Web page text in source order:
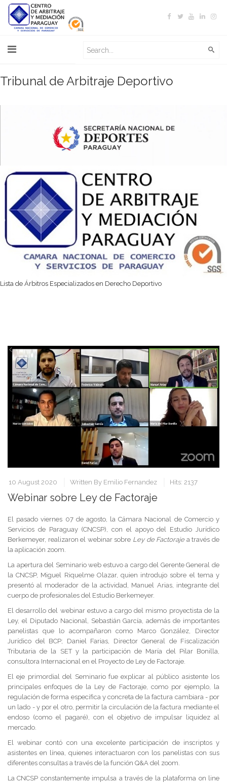
Tribunal de Arbitraje Deportivo
Lista de Árbitros Especializados en Derecho Deportivo
10 August 2020 Written By Emilio Fernandez Hits: 2137
Webinar sobre Ley de Factoraje
El pasado viernes 07 de agosto, la Cámara Nacional de Comercio y
Servicios de Paraguay (CNCSP), con el apoyo del Estudio Jurídico
Berkemeyer, realizaron el webinar sobre Ley de Factorajea través de
la aplicación zoom.
La apertura del Seminario web estuvo a cargo del Gerente General de
la CNCSP, Miguel Riquelme Olazar, quien introdujo sobre el tema y
presentó al moderador de la actividad, Manuel Arias, integrante del
cuerpo de profesionales del Estudio Berkemeyer.
El desarrollo del webinar estuvo a cargo del mismo proyectista de la
Ley, el Diputado Nacional, Sebastián García, además de importantes
panelistas que lo acompañaron como Marco González, Director
Jurídico del BCP; Daniel Farias, Director General de Fiscalización
Tributaria de la SET y la participación de María del Pilar Bonilla,
consultora Internacional en el Proyecto de Ley de Factoraje.
El eje primordial del Seminario fue explicar al público asistente los
principales enfoques de la Ley de Factoraje, como por ejemplo, la
regulación de forma específica y concreta de la factura cambiara - por
un lado - y por el otro, permitir la circulación de la factura mediante el
endoso (como el pagaré), con el objetivo de impulsar liquidez al
mercado.
El webinar contó con una excelente participación de inscriptos y
asistentes en línea, quienes interactuaron con los panelistas con sus
diferentes consultas a través de la función Q&A del zoom.
La CNCSP constantemente impulsa a través de la plataforma on line